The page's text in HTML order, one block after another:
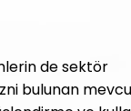
de sektör
bulunan